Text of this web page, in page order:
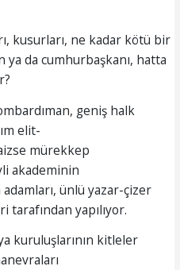
kusurları, ne kadar kötü bir
ya da cumhurbaşkanı, hatta
geniş halk
elit-
mürekkep
akademinin
ünlü yazar-çizer
yapılıyor.
kuruluşlarının kitleler